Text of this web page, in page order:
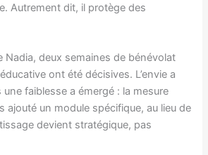
Autrement dit, il protège des
Nadia, deux semaines de bénévolat
ont été décisives. L’envie a
faiblesse a émergé : la mesure
ajouté un module spécifique, au lieu de
devient stratégique, pas